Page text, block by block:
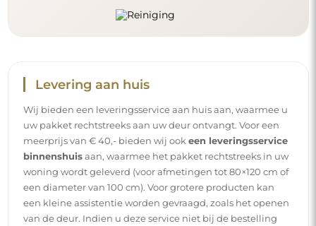
Levering aan huis
Wij bieden een leveringsservice aan huis aan, waarmee u
uw pakket rechtstreeks aan uw deur ontvangt. Voor een
meerprijs van € 40,- bieden wij ook een leveringsservice
binnenshuisaan, waarmee het pakket rechtstreeks in uw
woning wordt geleverd (voor afmetingen tot 80×120 cm of
een diameter van 100 cm). Voor grotere producten kan
een kleine assistentie worden gevraagd, zoals het openen
van de deur. Indien u deze service niet bij de bestelling